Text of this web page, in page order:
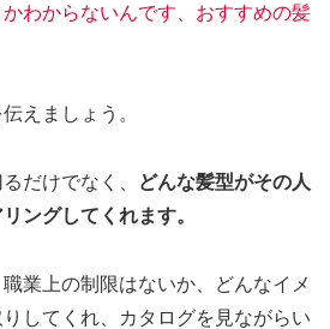
わからないんです、おすすめの髪
えましょう。
だけでなく、
どんな髪型がその人
ングしてくれます。
業上の制限はないか、どんなイメ
してくれ、カタログを見ながらい